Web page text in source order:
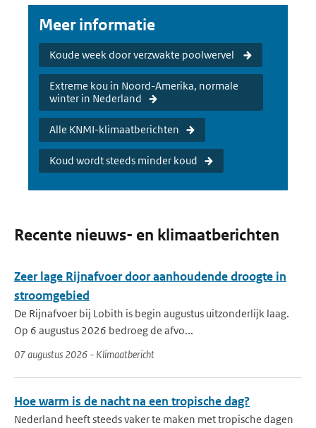
Meer informatie
Koude week door verzwakte poolwervel
Extreme kou in Noord-Amerika, normale
winter in Nederland
Alle KNMI-klimaatberichten
Koud wordt steeds minder koud
Recente nieuws- en klimaatberichten
Zeer lage Rijnafvoer door aanhoudende droogte in
stroomgebied
De Rijnafvoer bij Lobith is begin augustus uitzonderlijk laag.
Op 6 augustus 2026 bedroeg de afvo...
07 augustus 2026 - Klimaatbericht
Hoe warm is de nacht na een tropische dag?
Nederland heeft steeds vaker te maken met tropische dagen